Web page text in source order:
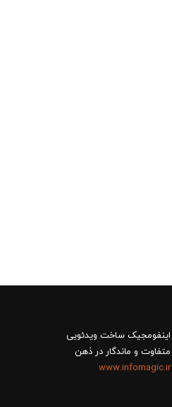
اینفومجیک ساخت ویدئویی
متفاوت و ماندگار در ذهن
www.infomagic.ir